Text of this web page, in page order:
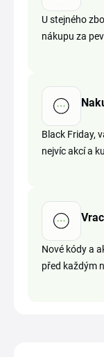
U stejného
nákupu za
Black Friday,
nejvíc akcí a
Nové kódy a
před každým